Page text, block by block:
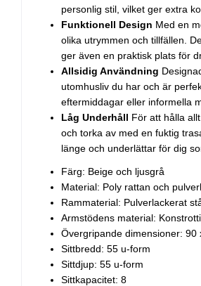
personlig stil, vilket ger extra
Funktionell Design Med en
olika utrymmen och tillfällen.
ger även en praktisk plats för
Allsidig Användning
utomhusliv du har och är
eftermiddagar eller informella
Låg Underhåll För att hålla
och torka av med en fuktig
länge och underlättar för dig
Färg: Beige och ljusgrå
Material: Poly rattan och
Rammaterial: Pulverlackerat
Armstödens material:
Övergripande dimensioner: 90
Sittbredd: 55 u-form
Sittdjup: 55 u-form
Sittkapacitet: 8